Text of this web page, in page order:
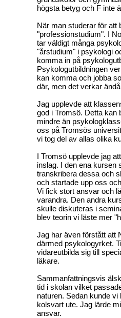
högsta betyg och F inte
När man studerar för att
"professionstudium". I
tar väldigt många
"årstudium" i psykologi
komma in på
Psykologutbildningen
kan komma och jobba
där, men det verkar
Jag upplevde att
god i Tromsö. Detta kan
mindre än
oss på Tromsös
vi tog del av allas olika
I Tromsö upplevde jag
inslag. I den ena kursen
transkribera dessa och
och startade upp oss
Vi fick stort ansvar och
varandra. Den andra
skulle diskuteras i
blev teorin vi läste mer
Jag har även förstått att
därmed psykologyrket.
vidareutbilda sig till
läkare.
Sammanfattningsvis
tid i skolan vilket
naturen. Sedan kunde
kolsvart ute. Jag lärde
ansvar.